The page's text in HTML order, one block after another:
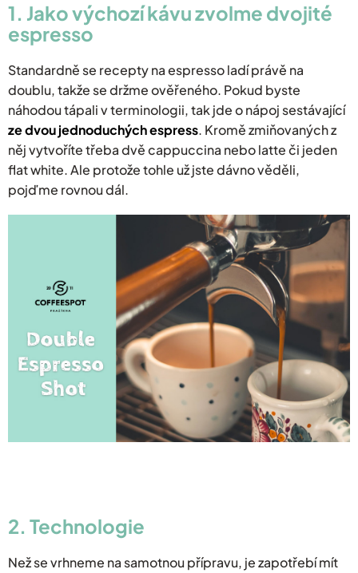
1. Jako výchozí kávu zvolme dvojité
espresso
Standardně se recepty na espresso ladí právě na
doublu, takže se držme ověřeného. Pokud byste
náhodou tápali v terminologii, tak jde o nápoj sestávající
ze dvou jednoduchých espress. Kromě zmiňovaných z
něj vytvoříte třeba dvě cappuccina nebo latte či jeden
flat white. Ale protože tohle už jste dávno věděli,
pojďme rovnou dál.
2. Technologie
Než se vrhneme na samotnou přípravu, je zapotřebí mít